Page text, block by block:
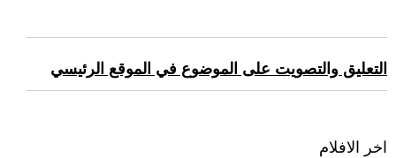
التعليق والتصويت على الموضوع في الموقع الرئيسي
اخر الافلام